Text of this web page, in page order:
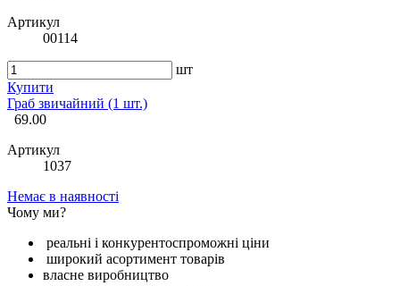
Артикул
00114
шт
Купити
Граб звичайний (1 шт.)
69.00
Артикул
1037
Немає в наявності
Чому ми?
реальні і конкурентоспроможні ціни
широкий асортимент товарів
власне виробництво